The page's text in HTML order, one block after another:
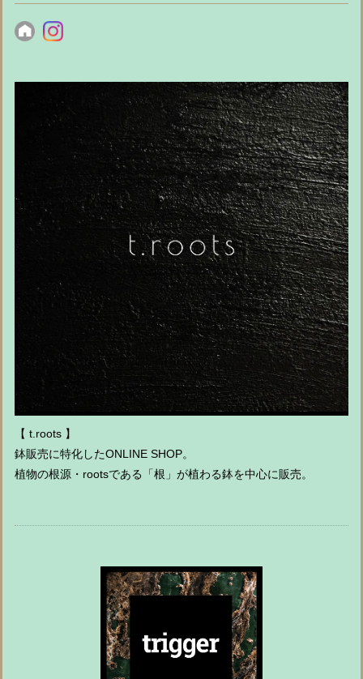
【 t.roots 】
鉢販売に特化したONLINE SHOP。
植物の根源・rootsである「根」が植わる鉢を中心に販売。